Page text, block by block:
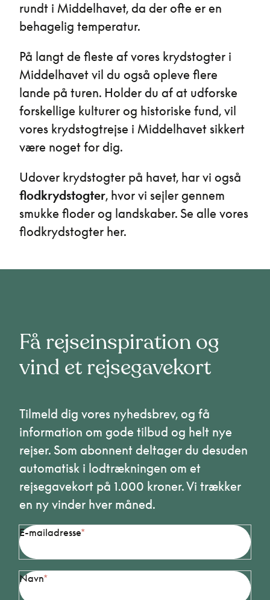
rundt i Middelhavet, da der ofte er en
behagelig temperatur.
På langt de fleste af vores krydstogter i
Middelhavet vil du også opleve flere
lande på turen. Holder du af at udforske
forskellige kulturer og historiske fund, vil
vores krydstogtrejse i Middelhavet sikkert
være noget for dig.
Udover krydstogter på havet, har vi også
flodkrydstogter, hvor vi sejler gennem
smukke floder og landskaber. Se alle vores
flodkrydstogter her.
Få rejseinspiration og
vind et rejsegavekort
Tilmeld dig vores nyhedsbrev, og få
information om gode tilbud og helt nye
rejser. Som abonnent deltager du desuden
automatisk i lodtrækningen om et
rejsegavekort på 1.000 kroner. Vi trækker
en ny vinder hver måned.
E-mailadresse
Navn